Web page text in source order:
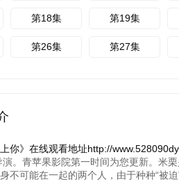
第18集 第19集
第26集 第27集
上你》在线观看地址http://
。青苹果影院第一时间为您更新。米
不可能在一起的两个人，由于种种“被